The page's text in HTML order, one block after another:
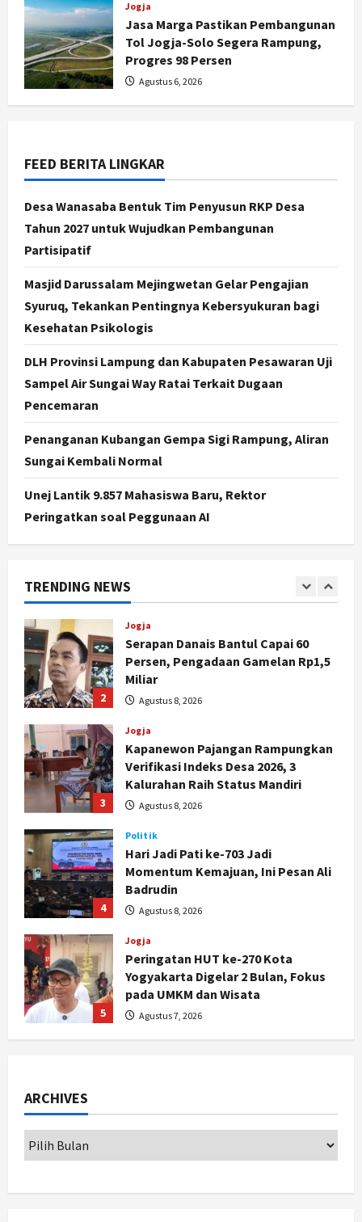
Jogja
Jasa Marga Pastikan Pembangunan
Tol Jogja-Solo Segera Rampung,
Progres 98 Persen
Agustus 6, 2026
FEED BERITA LINGKAR
Desa Wanasaba Bentuk Tim Penyusun RKP Desa
Tahun 2027 untuk Wujudkan Pembangunan
Partisipatif
Masjid Darussalam Mejingwetan Gelar Pengajian
Syuruq, Tekankan Pentingnya Kebersyukuran bagi
Kesehatan Psikologis
DLH Provinsi Lampung dan Kabupaten Pesawaran Uji
Sampel Air Sungai Way Ratai Terkait Dugaan
Pencemaran
Penanganan Kubangan Gempa Sigi Rampung, Aliran
Sungai Kembali Normal
Unej Lantik 9.857 Mahasiswa Baru, Rektor
Peringatkan soal Peggunaan AI
TRENDING NEWS
2
Serapan Danais Bantul Capai 60
Persen, Pengadaan Gamelan Rp1,5
Miliar
Verifikasi Indeks Desa 2026, 3
Kalurahan Raih Status Mandiri
Politik
Badrudin
Agustus 8, 2026
Jogja
Peringatan HUT ke-270 Kota
Yogyakarta Digelar 2 Bulan, Fokus
pada UMKM dan Wisata
Politik
Dana Bantuan Korban TPKS
Targetkan Dana Abadi Rp1 Triliun
Agustus 9, 2026
Miliar
Jogja
Kapanewon Pajangan Rampungkan
Verifikasi Indeks Desa 2026, 3
Kalurahan Raih Status Mandiri
Politik
Hari Jadi Pati ke-703 Jadi
Momentum Kemajuan, Ini Pesan Ali
Badrudin
Jogja
Peringatan HUT ke-270 Kota
Yogyakarta Digelar 2 Bulan, Fokus
pada UMKM dan Wisata
Politik
Dana Bantuan Korban TPKS
Terkumpul Rp200 Miliar, LPSK
Targetkan Dana Abadi Rp1 Triliun
Miliar
Kapanewon Pajangan Rampungkan
ARCHIVES